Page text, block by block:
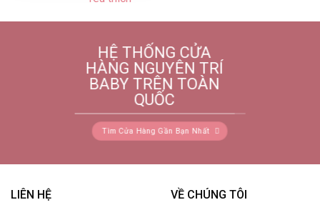
HỆ THỐNG CỬA
HÀNG NGUYÊN TRÍ
BABY TRÊN TOÀN
QUỐC
Tìm Cửa Hàng Gần Bạn Nhất
LIÊN HỆ
VỀ CHÚNG TÔI